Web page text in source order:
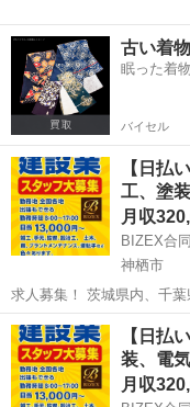
古い着
眠った着
バイセル
【日払
工、塗
月収
BIZEX合
神栖市
求人募集！ 茨城県内、千葉県、埼玉県、東京、神奈川県、九州、岡山
県、全国の方募集です。 出張も
ト、鳶鍛冶、塗装、外構
給料、未経験者12,0...
茨城 神栖市 鳶職
【日払
装、電
月収